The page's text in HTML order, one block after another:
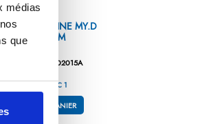
médias
que
DE CUISINE MY.D
LOTUS 15 CM
: M5650502015A
93,35 € / TTC1
AJOUTER AU PANIER